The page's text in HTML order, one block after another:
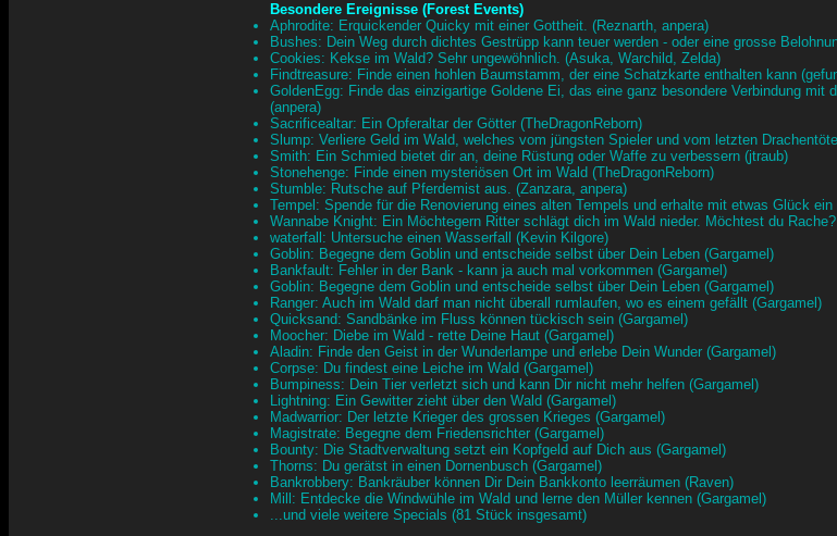
Besondere Ereignisse (Forest Events)
Aphrodite: Erquickender Quicky mit einer Gottheit. (Reznarth, anpera)
Bushes: Dein Weg durch dichtes Gestrüpp kann teuer werden - oder eine grosse
Cookies: Kekse im Wald? Sehr ungewöhnlich. (Asuka, Warchild, Zelda)
Findtreasure: Finde einen hohlen Baumstamm, der eine Schatzkarte enthalten kann
GoldenEgg: Finde das einzigartige Goldene Ei, das eine ganz besondere Verbindung
(anpera)
Sacrificealtar: Ein Opferaltar der Götter (TheDragonReborn)
Slump: Verliere Geld im Wald, welches vom jüngsten Spieler und vom letzten
Smith: Ein Schmied bietet dir an, deine Rüstung oder Waffe zu verbessern (jtraub)
Stonehenge: Finde einen mysteriösen Ort im Wald (TheDragonReborn)
Stumble: Rutsche auf Pferdemist aus. (Zanzara, anpera)
Tempel: Spende für die Renovierung eines alten Tempels und erhalte mit etwas Glück
Wannabe Knight: Ein Möchtegern Ritter schlägt dich im Wald nieder. Möchtest du
waterfall: Untersuche einen Wasserfall (Kevin Kilgore)
Goblin: Begegne dem Goblin und entscheide selbst über Dein Leben (Gargamel)
Bankfault: Fehler in der Bank - kann ja auch mal vorkommen (Gargamel)
Goblin: Begegne dem Goblin und entscheide selbst über Dein Leben (Gargamel)
Ranger: Auch im Wald darf man nicht überall rumlaufen, wo es einem gefällt (Gargamel)
Quicksand: Sandbänke im Fluss können tückisch sein (Gargamel)
Moocher: Diebe im Wald - rette Deine Haut (Gargamel)
Aladin: Finde den Geist in der Wunderlampe und erlebe Dein Wunder (Gargamel)
Corpse: Du findest eine Leiche im Wald (Gargamel)
Bumpiness: Dein Tier verletzt sich und kann Dir nicht mehr helfen (Gargamel)
Lightning: Ein Gewitter zieht über den Wald (Gargamel)
Madwarrior: Der letzte Krieger des grossen Krieges (Gargamel)
Magistrate: Begegne dem Friedensrichter (Gargamel)
Bounty: Die Stadtverwaltung setzt ein Kopfgeld auf Dich aus (Gargamel)
Thorns: Du gerätst in einen Dornenbusch (Gargamel)
Bankrobbery: Bankräuber können Dir Dein Bankkonto leerräumen (Raven)
Mill: Entdecke die Windwühle im Wald und lerne den Müller kennen (Gargamel)
...und viele weitere Specials (81 Stück insgesamt)